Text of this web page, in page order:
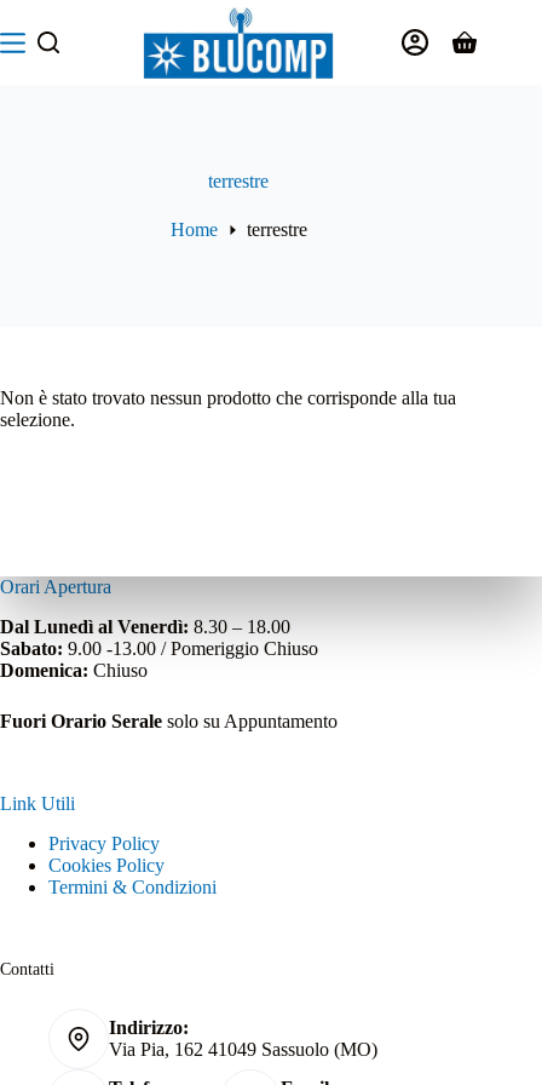
al
contenuto
Carrello
terrestre
Home terrestre
Non è stato trovato nessun prodotto che corrisponde alla tua
selezione.
Orari Apertura
Dal Lunedì al Venerdì: 8.30 – 18.00
Sabato: 9.00 -13.00 / Pomeriggio Chiuso
Domenica: Chiuso
Fuori Orario Serale solo su Appuntamento
Link Utili
Privacy Policy
Cookies Policy
Termini & Condizioni
Contatti
Indirizzo:
Via Pia, 162 41049 Sassuolo (MO)